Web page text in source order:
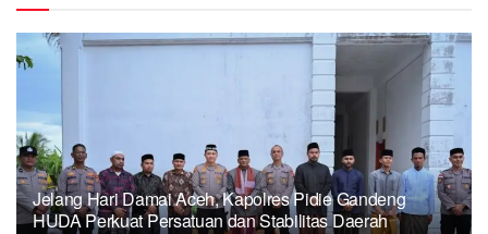
Jelang Hari Damai Aceh, Kapolres Pidie Gandeng
HUDA Perkuat Persatuan dan Stabilitas Daerah